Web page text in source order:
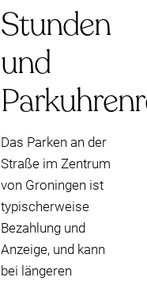
Stunden
und
Das Parken an der
Straße im Zentrum
von Groningen ist
typischerweise
Bezahlung und
Anzeige, und kann
bei längeren